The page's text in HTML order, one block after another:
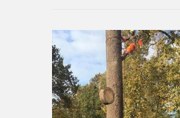
Hoerter Joseph
Artisan